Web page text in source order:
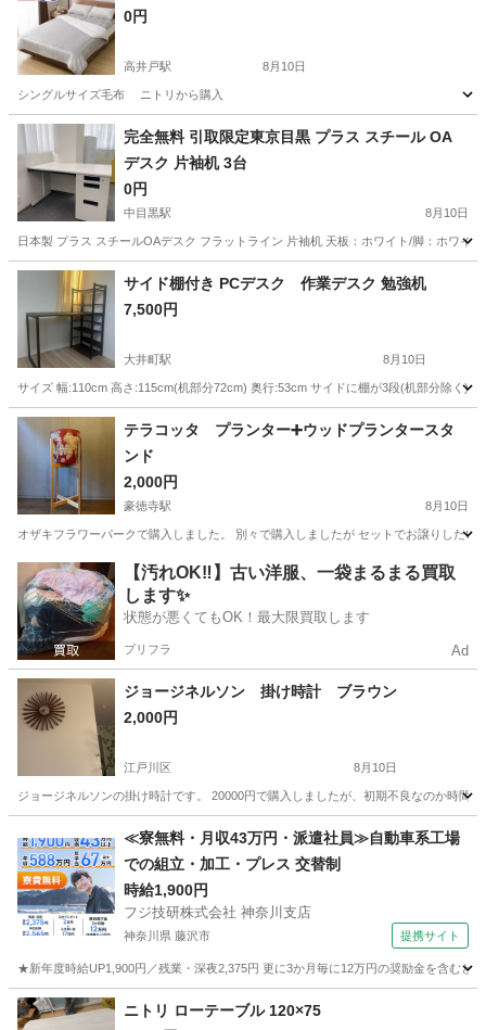
0円
高井戸駅 8月10日
シングルサイズ毛布 ニトリから購入
東京 杉並区 高井戸駅 寝具
完全無料 引取限定東京目黒 プラス スチール OA
デスク 片袖机 3台
0円
中目黒駅 8月10日
日本製 プラス スチールOAデスク フラットライン 片袖机 天板：ホワイト/脚：ホワイ
東京 目黒区 中目黒駅
サイド棚付き PCデスク 作業デスク 勉強机
7,500円
大井町駅 8月10日
サイズ 幅:110cm 高さ:115cm(机部分72cm) 奥行:53cm サイドに棚が3段(机部分除く)
東京 品川区 大井町駅 テーブル
テラコッタ プランター➕ウッドプランタースタ
ンド
2,000円
豪徳寺駅 8月10日
オザキフラワーパークで購入しました。 別々で購入しましたが セットでお譲りした
東京 世田谷区 豪徳寺駅 インテリア雑貨/小物
【汚れOK‼️】古い洋服、一袋まるまる買取
します✨
状態が悪くてもOK！最大限買取します
プリフラ Ad
ジョージネルソン 掛け時計 ブラウン
2,000円
江戸川区 8月10日
ジョージネルソンの掛け時計です。 20000円で購入しましたが、初期不良なのか時
時計
≪寮無料・月収43万円・派遣社員≫自動車系工場
での組立・加工・プレス 交替制
時給1,900円
フジ技研株式会社 神奈川支店
神奈川県 藤沢市 提携サイト
★新年度時給UP1,900円／残業・深夜2,375円 更に3か月毎に12万円の奨励金を含む
神奈川 藤沢市 その他
ニトリ ローテーブル 120×75